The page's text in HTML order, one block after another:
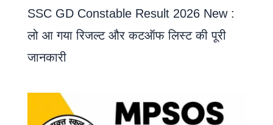
SSC GD Constable Result 2026 New :
लो आ गया रिजल्ट और कटऑफ लिस्ट की पूरी
जानकारी